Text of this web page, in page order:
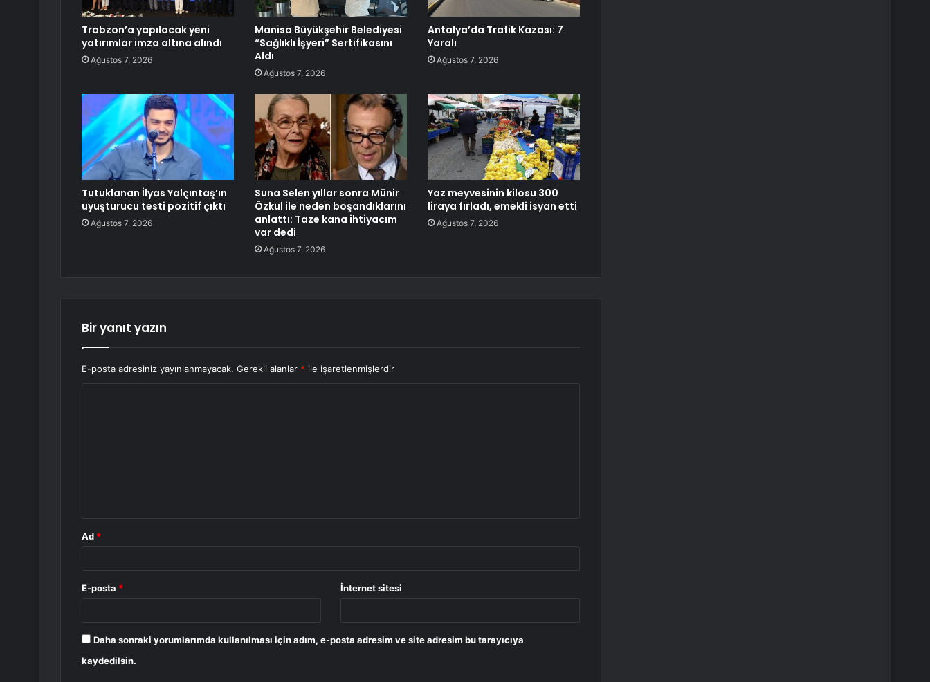
Trabzon’a yapılacak yeni
yatırımlar imza altına alındı
Ağustos 7, 2026
Manisa Büyükşehir Belediyesi
“Sağlıklı İşyeri” Sertifikasını
Aldı
Ağustos 7, 2026
Antalya’da Trafik Kazası: 7
Yaralı
Ağustos 7, 2026
Tutuklanan İlyas Yalçıntaş’ın
uyuşturucu testi pozitif çıktı
Ağustos 7, 2026
Suna Selen yıllar sonra Münir
Özkul ile neden boşandıklarını
anlattı: Taze kana ihtiyacım
var dedi
Ağustos 7, 2026
Yaz meyvesinin kilosu 300
liraya fırladı, emekli isyan etti
Ağustos 7, 2026
Bir yanıt yazın
E-posta adresiniz yayınlanmayacak. Gerekli alanlar * ile işaretlenmişlerdir
Ad *
E-posta * İnternet sitesi
Daha sonraki yorumlarımda kullanılması için adım, e-posta adresim ve site adresim bu tarayıcıya
kaydedilsin.